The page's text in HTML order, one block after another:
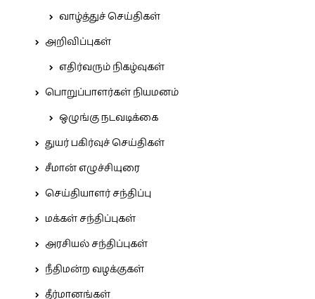
வாழ்த்துச் செய்திகள்
அறிவிப்புகள்
எதிர்வரும் நிகழ்வுகள்
பொறுப்பாளர்கள் நியமனம்
ஒழுங்கு நடவடிக்கை
துயர் பகிர்வுச் செய்திகள்
சீமான் எழுச்சியுரை
செய்தியாளர் சந்திப்பு
மக்கள் சந்திப்புகள்
அரசியல் சந்திப்புகள்
நீதிமன்ற வழக்குகள்
தீர்மானங்கள்